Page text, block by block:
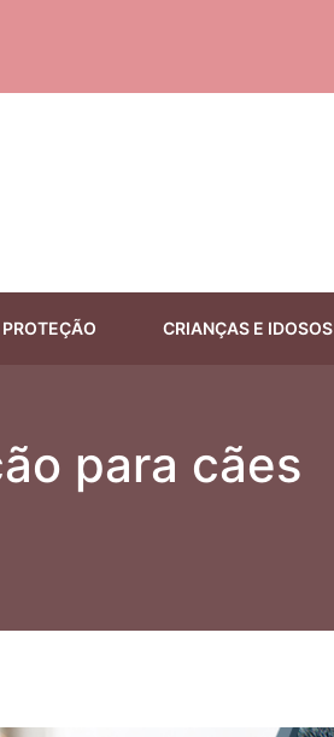
CRIANÇAS E IDOSOS
para cães